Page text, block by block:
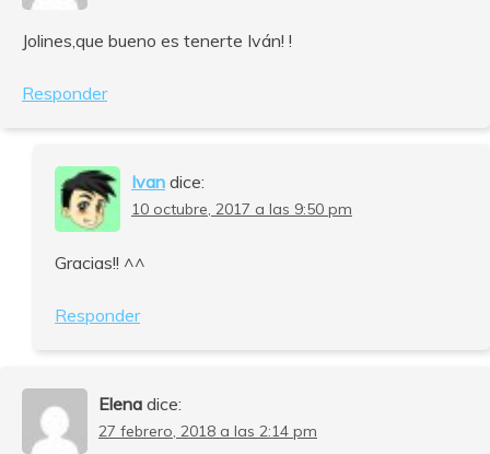
Jolines,que bueno es tenerte Iván! !
Responder
Ivan dice:
10 octubre, 2017 a las 9:50 pm
Gracias!! ^^
Responder
Elena dice:
27 febrero, 2018 a las 2:14 pm